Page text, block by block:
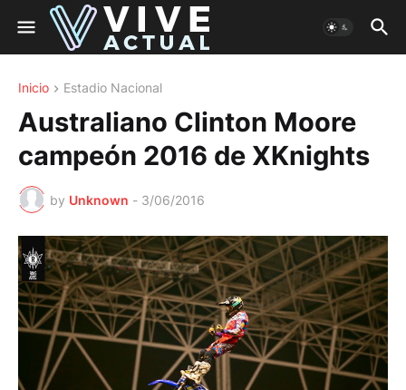
Inicio Estadio Nacional
Australiano Clinton Moore
campeón 2016 de XKnights
by Unknown - 3/06/2016